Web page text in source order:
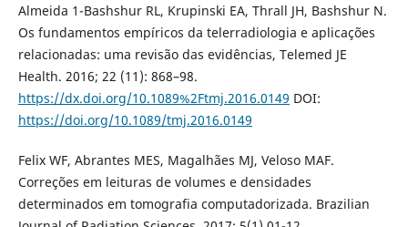
Almeida 1-Bashshur RL, Krupinski EA, Thrall JH, Bashshur N.
Os fundamentos empíricos da telerradiologia e aplicações
relacionadas: uma revisão das evidências, Telemed JE
Health. 2016; 22 (11): 868–98.
https://dx.doi.org/10.1089%2Ftmj.2016.0149 DOI:
https://doi.org/10.1089/tmj.2016.0149
Felix WF, Abrantes MES, Magalhães MJ, Veloso MAF.
Correções em leituras de volumes e densidades
determinados em tomografia computadorizada. Brazilian